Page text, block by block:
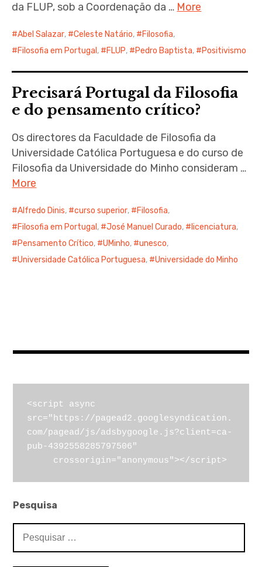
da FLUP, sob a Coordenação da … More
Abel Salazar, Celeste Natário, Filosofia,
Filosofia em Portugal , FLUP, Pedro Baptista, Positivismo
Precisará Portugal da Filosofia
e do pensamento crítico?
Os directores da Faculdade de Filosofia da
Universidade Católica Portuguesa e do curso de
Filosofia da Universidade do Minho consideram …
More
Alfredo Dinis, curso superior, Filosofia,
Filosofia em Portugal , José Manuel Curado, licenciatura,
Pensamento Crítico, UMinho, unesco,
Universidade Católica Portuguesa, Universidade do Minho
<script async
src="https://pagead2.googlesyndication.
com/pagead/js/adsbygoogle.js?client=ca-
pub-4392558285797506"
     crossorigin="anonymous"></script>
Pesquisa
por: